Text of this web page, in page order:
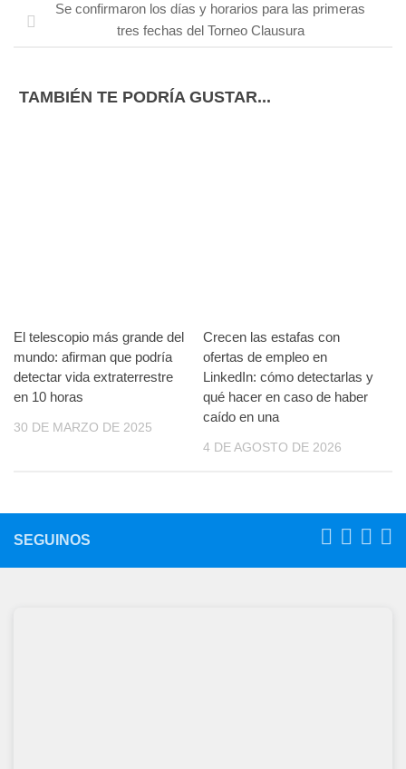
Se confirmaron los días y horarios para las primeras
tres fechas del Torneo Clausura
TAMBIÉN TE PODRÍA GUSTAR...
El telescopio más grande del
mundo: afirman que podría
detectar vida extraterrestre
en 10 horas
30 DE MARZO DE 2025
Crecen las estafas con
ofertas de empleo en
LinkedIn: cómo detectarlas y
qué hacer en caso de haber
caído en una
4 DE AGOSTO DE 2026
SEGUINOS